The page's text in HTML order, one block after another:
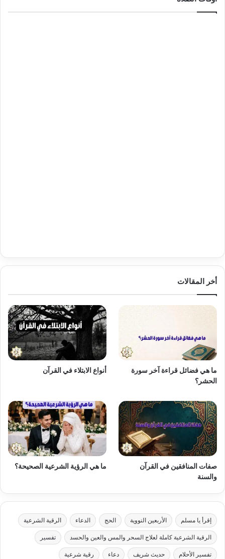
أخر المقالات
ما هي فضائل قراءة آخر سورة
الحشر؟
أنواع الابتلاء في القرآن
صفات المنافقين في القرآن
والسنة
ما هي الرؤية الشرعية الصحيحة؟
إقرأ يا مسلم الأربعين النووية الحج الدعاء الرقية الشرعية
الرقية الشرعية كاملة لعلاج السحر والمس والعين والحسد تفسير
تفسير الأحلام حديث شريف دعاء رقية شرعية